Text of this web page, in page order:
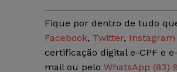
Fique por dentro de tudo
Facebook, Twitter, Instagram
certificação digital e-CPF e
mail ou pelo WhatsApp (83)